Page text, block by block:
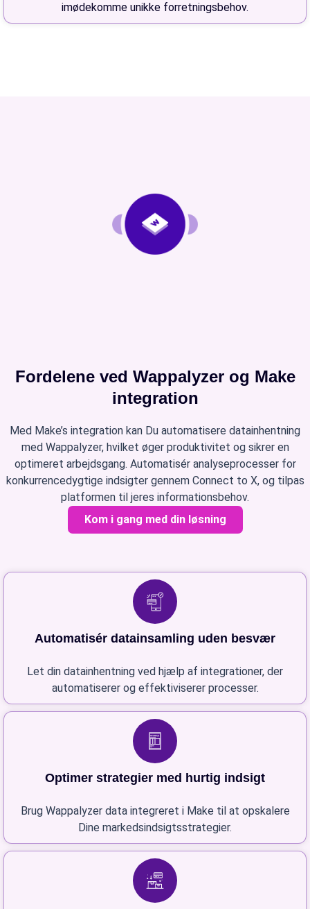
imødekomme unikke forretningsbehov.
Fordelene ved Wappalyzer og Make
integration
Med Make’s integration kan Du automatisere datainhentning
med Wappalyzer, hvilket øger produktivitet og sikrer en
optimeret arbejdsgang. Automatisér analyseprocesser for
konkurrencedygtige indsigter gennem Connect to X, og tilpas
platformen til jeres informationsbehov.
Kom i gang med din løsning
Automatisér datainsamling uden besvær
Let din datainhentning ved hjælp af integrationer, der
automatiserer og effektiviserer processer.
Optimer strategier med hurtig indsigt
Brug Wappalyzer data integreret i Make til at opskalere
Dine markedsindsigtsstrategier.